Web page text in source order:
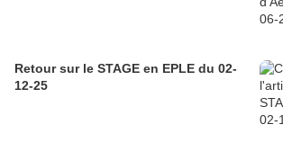
Retour sur le STAGE en EPLE du 02-
12-25